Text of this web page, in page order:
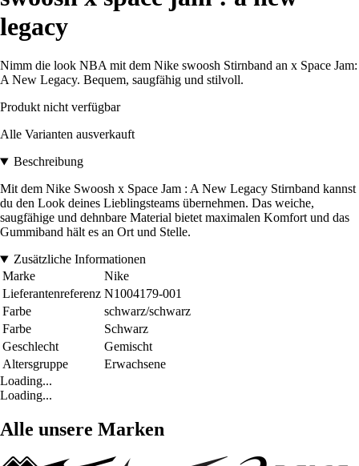
legacy
Nimm die look NBA mit dem Nike swoosh Stirnband an x Space Jam:
A New Legacy. Bequem, saugfähig und stilvoll.
Produkt nicht verfügbar
Alle Varianten ausverkauft
Beschreibung
Mit dem Nike Swoosh x Space Jam : A New Legacy Stirnband kannst
du den Look deines Lieblingsteams übernehmen. Das weiche,
saugfähige und dehnbare Material bietet maximalen Komfort und das
Gummiband hält es an Ort und Stelle.
Zusätzliche Informationen
Marke
Nike
Lieferantenreferenz N1004179-001
Farbe
schwarz/schwarz
Farbe
Schwarz
Geschlecht
Gemischt
Altersgruppe
Erwachsene
Loading...
Loading...
Alle unsere Marken